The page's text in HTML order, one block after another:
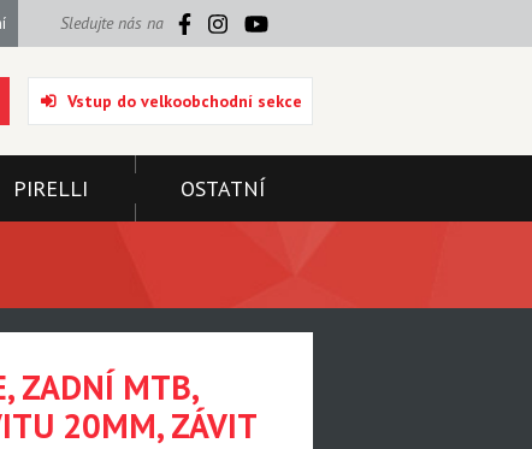
Sledujte nás na
Vstup do velkoobchodní sekce
PIRELLI OSTATNÍ
ZADNÍ MTB,
20MM, ZÁVIT